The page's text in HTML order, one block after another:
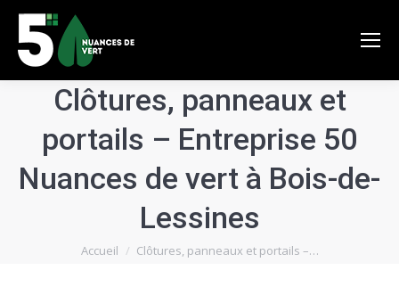
Clôtures, panneaux et
portails – Entreprise 50
Nuances de vert à Bois-de-
Lessines
Vous êtes ici :
Accueil Clôtures, panneaux et portails –…